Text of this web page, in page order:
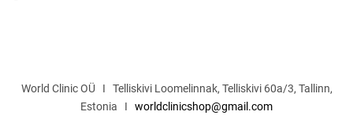
World Clinic OÜ I Telliskivi Loomelinnak, Telliskivi 60a/3, Tallinn,
Estonia I worldclinicshop@gmail.com